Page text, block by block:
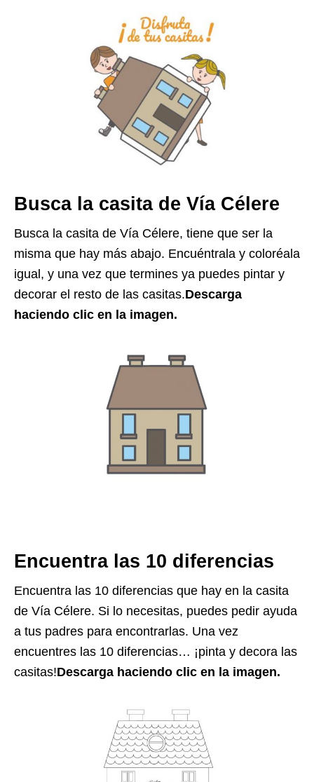
Busca la casita de Vía Célere
Busca la casita de Vía Célere, tiene que ser la
misma que hay más abajo. Encuéntrala y coloréala
igual, y una vez que termines ya puedes pintar y
decorar el resto de las casitas.Descarga
haciendo clic en la imagen.
Encuentra las 10 diferencias
Encuentra las 10 diferencias que hay en la casita
de Vía Célere. Si lo necesitas, puedes pedir ayuda
a tus padres para encontrarlas. Una vez
encuentres las 10 diferencias… ¡pinta y decora las
casitas!Descarga haciendo clic en la imagen.